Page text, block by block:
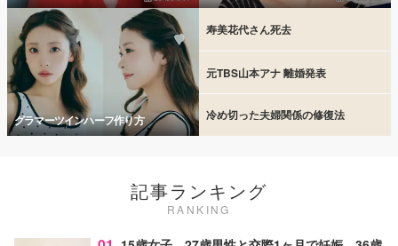
グラマーツインハーフ作り方
寿美花代さん死去
元TBS山本アナ 離婚発表
冷め切った夫婦関係の修復法
記事ランキング
RANKING